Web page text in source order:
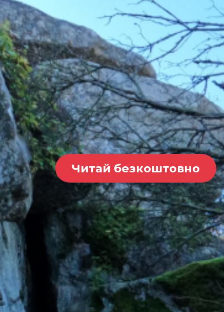
Читай безкоштовно